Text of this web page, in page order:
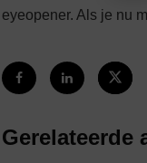
eyeopener. Als je nu
Gerelateerde